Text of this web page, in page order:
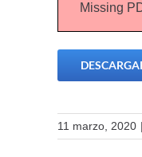
Missing
11 marzo, 2020 |